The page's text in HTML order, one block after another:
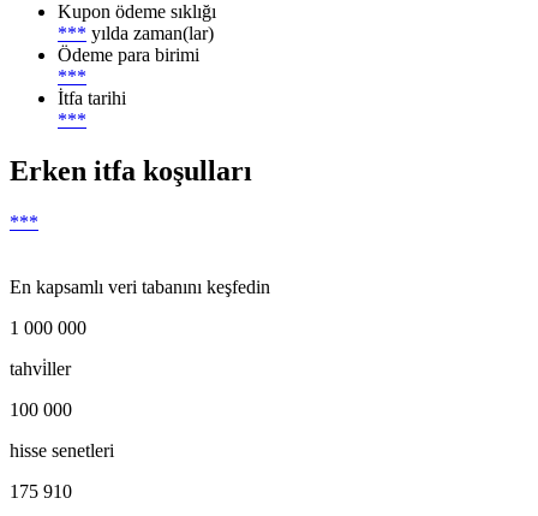
Kupon ödeme sıklığı
*** yılda zaman(lar)
Ödeme para birimi
***
İtfa tarihi
***
Erken itfa koşulları
***
En kapsamlı veri tabanını keşfedin
1 000 000
tahvi̇ller
100 000
hisse senetleri
175 910